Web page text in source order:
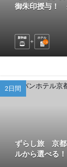
御朱印授与
新幹線
ホテル
1 泊
2日間
ずらし旅 京都
ルから選べる！